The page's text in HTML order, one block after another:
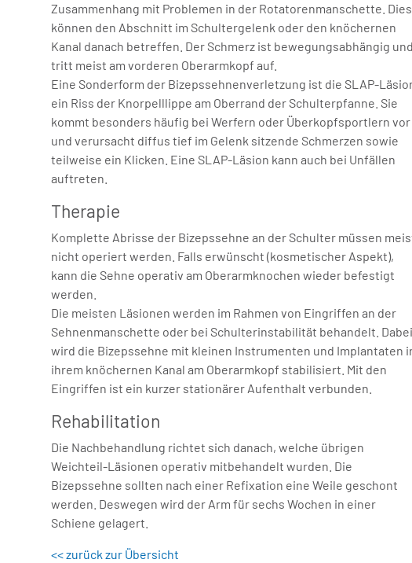
Zusammenhang mit Problemen in der Rotatorenmanschette.
können den Abschnitt im Schultergelenk oder den knöchernen
Kanal danach betreffen. Der Schmerz ist bewegungsabhängig und
tritt meist am vorderen Oberarmkopf auf.
Eine Sonderform der Bizepssehnenverletzung ist die SLAP-
ein Riss der Knorpelllippe am Oberrand der Schulterpfanne. Sie
kommt besonders häufig bei Werfern oder Überkopfsportlern vor
und verursacht diffus tief im Gelenk sitzende Schmerzen sowie
teilweise ein Klicken. Eine SLAP-Läsion kann auch bei Unfällen
auftreten.
Therapie
Komplette Abrisse der Bizepssehne an der Schulter müssen
nicht operiert werden. Falls erwünscht (kosmetischer Aspekt),
kann die Sehne operativ am Oberarmknochen wieder befestigt
werden.
Die meisten Läsionen werden im Rahmen von Eingriffen an der
Sehnenmanschette oder bei Schulterinstabilität behandelt. Dabei
wird die Bizepssehne mit kleinen Instrumenten und Implantaten
ihrem knöchernen Kanal am Oberarmkopf stabilisiert. Mit den
Eingriffen ist ein kurzer stationärer Aufenthalt verbunden.
Rehabilitation
Die Nachbehandlung richtet sich danach, welche übrigen
Weichteil-Läsionen operativ mitbehandelt wurden. Die
Bizepssehne sollten nach einer Refixation eine Weile geschont
werden. Deswegen wird der Arm für sechs Wochen in einer
Schiene gelagert.
<< zurück zur Übersicht